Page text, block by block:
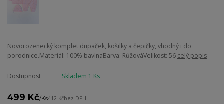
Novorozenecký komplet dupaček, košilky a čepičky, vhodný i do
porodnice.Materiál: 100% bavlnaBarva: RůžováVelikost: 56 celý popis
Dostupnost Skladem 1 Ks
499 Kč/Ks412 Kčbez DPH